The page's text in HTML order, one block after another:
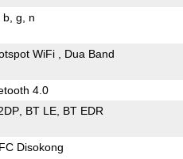
b g n
WiFi Dua Band
4.0
BT LE BT EDR
Disokong